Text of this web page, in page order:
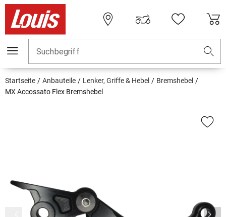
Suchbegriff
Startseite Anbauteile Lenker, Griffe & Hebel
Bremshebel
MX Accossato Flex Bremshebel